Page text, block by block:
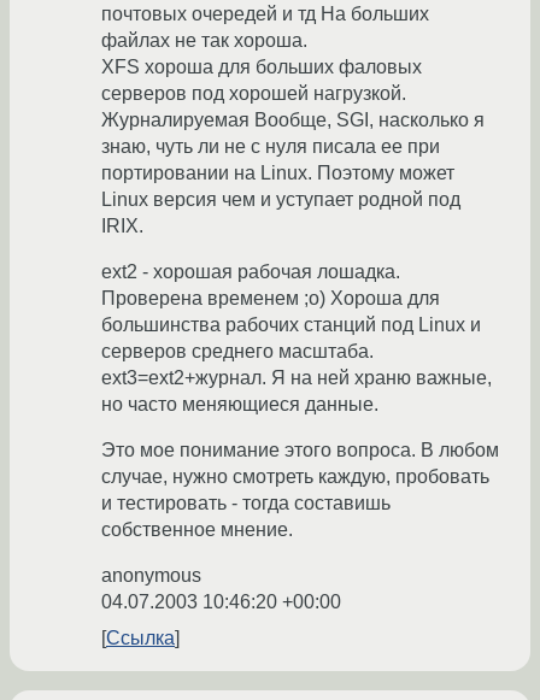
почтовых очередей и тд На больших
файлах не так хороша.
XFS хороша для больших фаловых
серверов под хорошей нагрузкой.
Журналируемая Вообще, SGI, насколько я
знаю, чуть ли не с нуля писала ее при
портировании на Linux. Поэтому может
Linux версия чем и уступает родной под
IRIX.
ext2 - хорошая рабочая лошадка.
Проверена временем ;o) Хороша для
большинства рабочих станций под Linux и
серверов среднего масштаба.
ext3=ext2+журнал. Я на ней храню важные,
но часто меняющиеся данные.
Это мое понимание этого вопроса. В любом
случае, нужно смотреть каждую, пробовать
и тестировать - тогда составишь
собственное мнение.
anonymous
04.07.2003 10:46:20 +00:00
Ссылка